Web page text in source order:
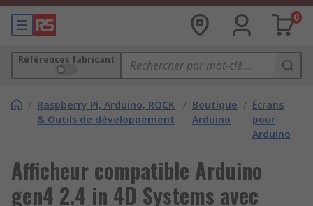
0
Références fabricant
/ Raspberry Pi, Arduino, ROCK
& Outils de développement
/ Boutique
Arduino
/ Écrans
pour
Arduino
Afficheur compatible Arduino
gen4 2.4 in 4D Systems avec